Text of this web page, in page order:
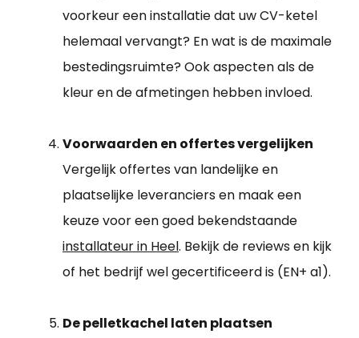
voorkeur een installatie dat uw CV-ketel
helemaal vervangt? En wat is de maximale
bestedingsruimte? Ook aspecten als de
kleur en de afmetingen hebben invloed.
Voorwaarden en offertes vergelijken
Vergelijk offertes van landelijke en
plaatselijke leveranciers en maak een
keuze voor een goed bekendstaande
installateur in Heel. Bekijk de reviews en kijk
of het bedrijf wel gecertificeerd is (EN+ a1).
De pelletkachel laten plaatsen